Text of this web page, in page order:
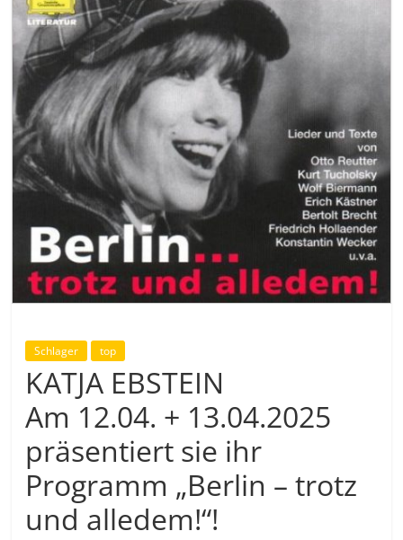
Schlager top
KATJA EBSTEIN
Am 12.04. + 13.04.2025
präsentiert sie ihr
Programm „Berlin – trotz
und alledem!“!